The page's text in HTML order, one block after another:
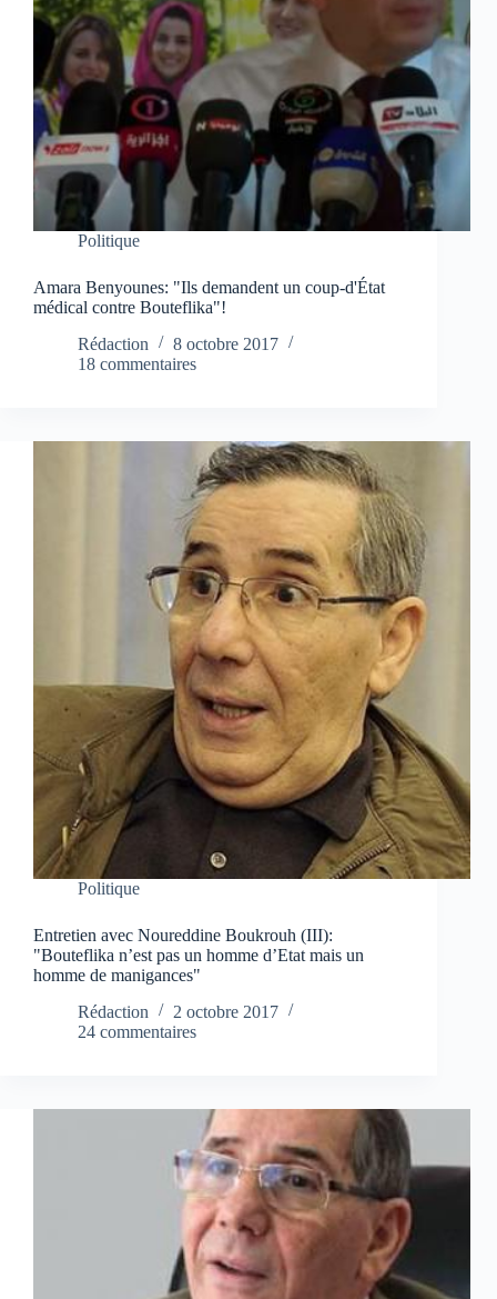
Politique
Amara Benyounes: "Ils demandent un coup-d'État
médical contre Bouteflika"!
Rédaction
8 octobre 2017
18 commentaires
Politique
Entretien avec Noureddine Boukrouh (III):
"Bouteflika n’est pas un homme d’Etat mais un
homme de manigances"
Rédaction
2 octobre 2017
24 commentaires